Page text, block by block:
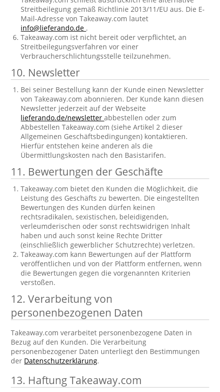
Streitbeilegung gemäß Richtlinie 2013/11/EU aus. Die E-
Mail-Adresse von Takeaway.com lautet
info@lieferando.de .
Takeaway.com ist nicht bereit oder verpflichtet, an
Streitbeilegungsverfahren vor einer
Verbraucherschlichtungsstelle teilzunehmen.
10. Newsletter
Bei seiner Bestellung kann der Kunde einen Newsletter
von Takeaway.com abonnieren. Der Kunde kann diesen
Newsletter jederzeit auf der Webseite
lieferando.de/newsletterabbestellen oder zum
Abbestellen Takeaway.com (siehe Artikel 2 dieser
Allgemeinen Geschäftsbedingungen) kontaktieren.
Hierfür entstehen keine anderen als die
Übermittlungskosten nach den Basistarifen.
11. Bewertungen der Geschäfte
Takeaway.com bietet den Kunden die Möglichkeit, die
Leistung des Geschäfts zu bewerten. Die eingestellten
Bewertungen des Kunden dürfen keinen
rechtsradikalen, sexistischen, beleidigenden,
verleumderischen oder sonst rechtswidrigen Inhalt
haben und auch sonst keine Rechte Dritter
(einschließlich gewerblicher Schutzrechte) verletzen.
Takeaway.com kann Bewertungen auf der Plattform
veröffentlichen und von der Plattform entfernen, wenn
die Bewertungen gegen die vorgenannten Kriterien
verstoßen.
12. Verarbeitung von
personenbezogenen Daten
Takeaway.com verarbeitet personenbezogene Daten in
Bezug auf den Kunden. Die Verarbeitung
personenbezogener Daten unterliegt den Bestimmungen
der Datenschutzerklärung.
13. Haftung Takeaway.com